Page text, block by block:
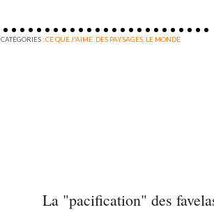
CATÉGORIES :CE QUE J'AIME. DES PAYSAGES, LE MONDE
La "pacification" des